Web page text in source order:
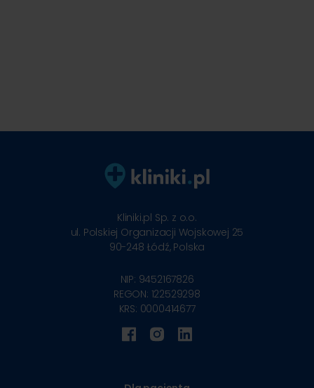
Kliniki.pl Sp. z o.o.
ul. Polskiej Organizacji Wojskowej 25
90-248 Łódź, Polska
NIP: 9452167826
REGON: 122529298
KRS: 0000414677